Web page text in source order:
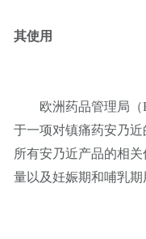
其使用
欧洲药品管理局（
于一项对镇痛药安乃
所有安乃近产品的相
量以及妊娠期和哺乳期